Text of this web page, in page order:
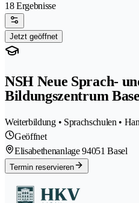
18 Ergebnisse
Jetzt geöffnet
NSH Neue Sprach-
Bildungszentrum
Weiterbildung • Sprachschulen •
Geöffnet
Elisabethenanlage 94051 Basel
Termin reservieren